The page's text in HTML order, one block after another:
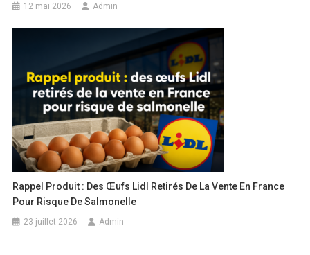
12 mai 2026 Admin
Rappel Produit : Des Œufs Lidl Retirés De La Vente En France
Pour Risque De Salmonelle
23 juillet 2026 Admin